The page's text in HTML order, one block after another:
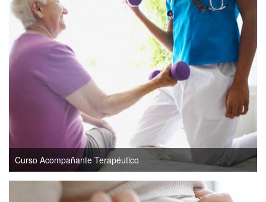
Curso Acompañante Terapéutico